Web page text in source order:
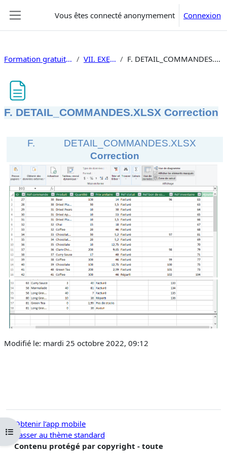
Vous êtes connecté anonymement Connexion
Ouvrir l’index du cours
Formation gratuite Power Bi VII. EXERCICES F. DETAIL_COMMANDES.XLSX Correction
F. DETAIL_COMMANDES.XLSX Correction
F.
DETAIL_COMMANDES.XLSX
Correction
Modifié le: mardi 25 octobre 2022, 09:12
Obtenir l’app mobile
Passer au thème standard
Contenu protégé par copyright - toute